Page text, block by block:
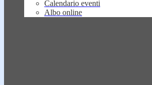
Calendario eventi
Albo online